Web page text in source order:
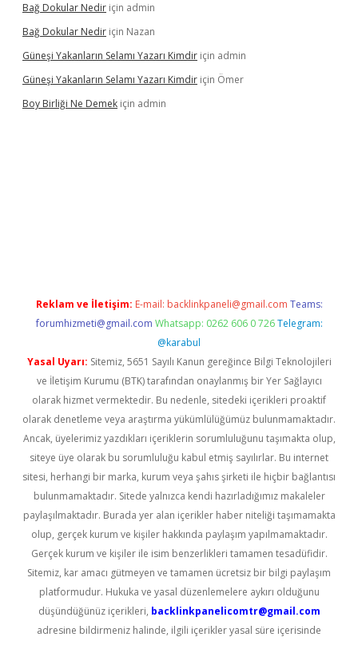
Bağ Dokular Nedir için admin
Bağ Dokular Nedir için Nazan
Güneşi Yakanların Selamı Yazarı Kimdir için admin
Güneşi Yakanların Selamı Yazarı Kimdir için Ömer
Boy Birliği Ne Demek için admin
Reklam ve İletişim: E-mail: backlinkpaneli@gmail.com Teams:
forumhizmeti@gmail.com Whatsapp: 0262 606 0 726 Telegram:
@karabul
Yasal Uyarı: Sitemiz, 5651 Sayılı Kanun gereğince Bilgi Teknolojileri
ve İletişim Kurumu (BTK) tarafından onaylanmış bir Yer Sağlayıcı
olarak hizmet vermektedir. Bu nedenle, sitedeki içerikleri proaktif
olarak denetleme veya araştırma yükümlülüğümüz bulunmamaktadır.
Ancak, üyelerimiz yazdıkları içeriklerin sorumluluğunu taşımakta olup,
siteye üye olarak bu sorumluluğu kabul etmiş sayılırlar. Bu internet
sitesi, herhangi bir marka, kurum veya şahıs şirketi ile hiçbir bağlantısı
bulunmamaktadır. Sitede yalnızca kendi hazırladığımız makaleler
paylaşılmaktadır. Burada yer alan içerikler haber niteliği taşımamakta
olup, gerçek kurum ve kişiler hakkında paylaşım yapılmamaktadır.
Gerçek kurum ve kişiler ile isim benzerlikleri tamamen tesadüfidir.
Sitemiz, kar amacı gütmeyen ve tamamen ücretsiz bir bilgi paylaşım
platformudur. Hukuka ve yasal düzenlemelere aykırı olduğunu
düşündüğünüz içerikleri, backlinkpanelicomtr@gmail.com
adresine bildirmeniz halinde, ilgili içerikler yasal süre içerisinde